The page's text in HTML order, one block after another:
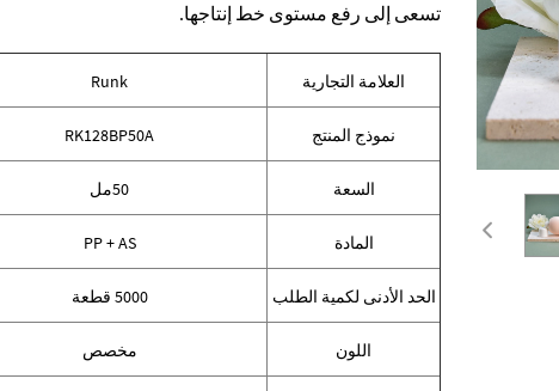
تسعى إلى رفع مستوى خط إنتاجها.
العلامة التجارية Runk
نموذج المنتج RK128BP50A
السعة 50مل
المادة PP + AS
الحد الأدنى لكمية الطلب 5000 قطعة
اللون مخصص